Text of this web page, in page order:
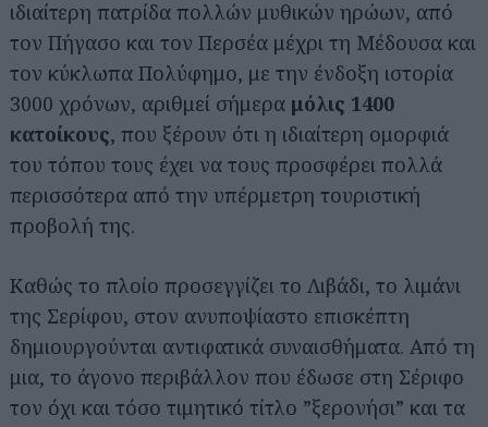
ιδιαίτερη πατρίδα πολλών μυθικών ηρώων, από
τον Πήγασο και τον Περσέα μέχρι τη Μέδουσα και
τον κύκλωπα Πολύφημο, με την ένδοξη ιστορία
3000 χρόνων, αριθμεί σήμερα μόλις 1400
κατοίκους, που ξέρουν ότι η ιδιαίτερη ομορφιά
του τόπου τους έχει να τους προσφέρει πολλά
περισσότερα από την υπέρμετρη τουριστική
προβολή της.
Καθώς το πλοίο προσεγγίζει το Λιβάδι, το λιμάνι
της Σερίφου, στον ανυποψίαστο επισκέπτη
δημιουργούνται αντιφατικά συναισθήματα. Από τη
μια, το άγονο περιβάλλον που έδωσε στη Σέριφο
τον όχι και τόσο τιμητικό τίτλο ”ξερονήσι” και τα